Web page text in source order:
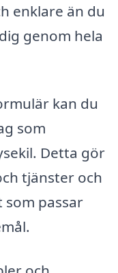
enklare än du
genom hela
kan du
som
Detta gör
tjänster och
passar